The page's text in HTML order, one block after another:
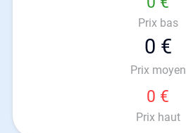
Prix bas
0 €
Prix moyen
0 €
Prix haut